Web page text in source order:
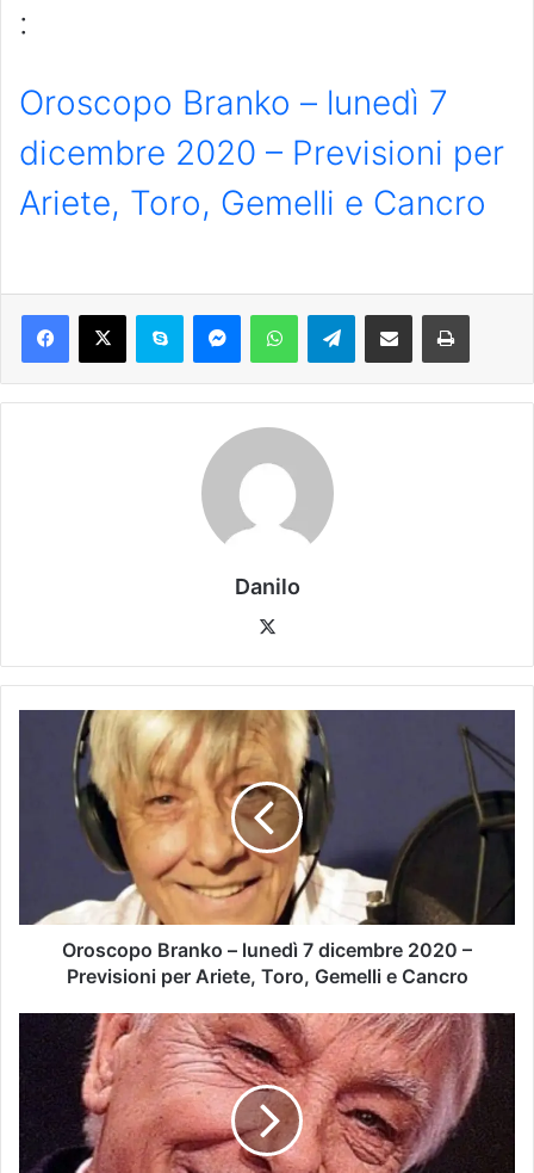
:
Oroscopo Branko – lunedì 7
dicembre 2020 – Previsioni per
Ariete, Toro, Gemelli e Cancro
Danilo
Oroscopo Branko – lunedì 7 dicembre 2020 –
Previsioni per Ariete, Toro, Gemelli e Cancro